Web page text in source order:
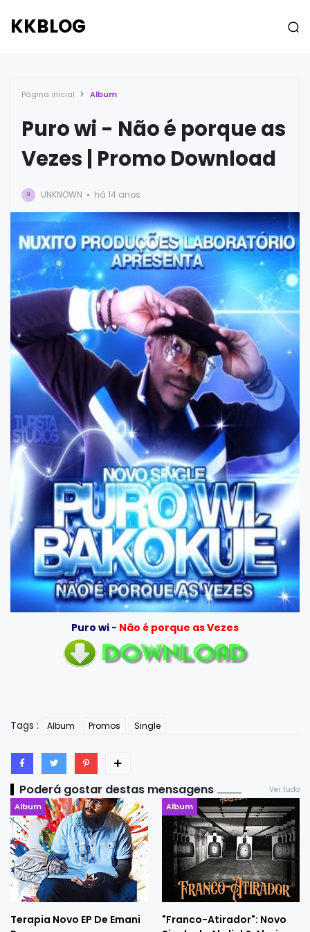
KKBLOG
Página inicial Album
Puro wi - Não é porque as
Vezes | Promo Download
U UNKNOWN há 14 anos
Puro wi - Não é porque as Vezes
Tags : Album Promos Single
Poderá gostar destas mensagens Ver tudo
Album
Terapia Novo EP De Emani
Album
"Franco-Atirador": Novo